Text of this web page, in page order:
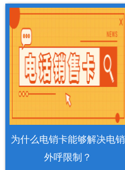
为什么电销卡能够解决电销
外呼限制？